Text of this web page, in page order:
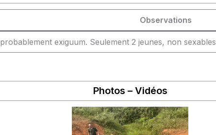
Observations
probablement exiguum. Seulement 2 jeunes, non sexables
Photos – Vidéos